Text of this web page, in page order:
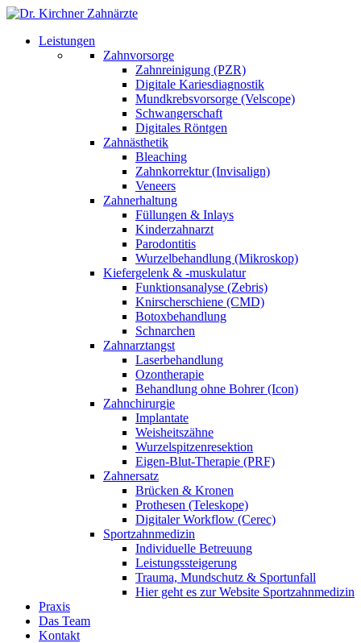
Leistungen
Zahnvorsorge
Zahnreinigung (PZR)
Digitale Kariesdiagnostik
Mundkrebsvorsorge (Velscope)
Schwangerschaft
Digitales Röntgen
Zahnästhetik
Bleaching
Zahnkorrektur (Invisalign)
Veneers
Zahnerhaltung
Füllungen & Inlays
Kinderzahnarzt
Parodontitis
Wurzelbehandlung (Mikroskop)
Kiefergelenk & -muskulatur
Funktionsanalyse (Zebris)
Knirscherschiene (CMD)
Botoxbehandlung
Schnarchen
Zahnarztangst
Laserbehandlung
Ozontherapie
Behandlung ohne Bohrer (Icon)
Zahnchirurgie
Implantate
Weisheitszähne
Wurzelspitzenresektion
Eigen-Blut-Therapie (PRF)
Zahnersatz
Brücken & Kronen
Prothesen (Teleskope)
Digitaler Workflow (Cerec)
Sportzahnmedizin
Individuelle Betreuung
Leistungssteigerung
Trauma, Mundschutz & Sportunfall
Hier geht es zur Website Sportzahnmedizin
Praxis
Das Team
Kontakt